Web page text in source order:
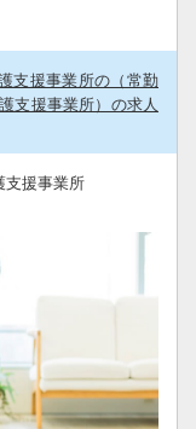
支援事業所の（常勤
支援事業所）の求人
援事業所